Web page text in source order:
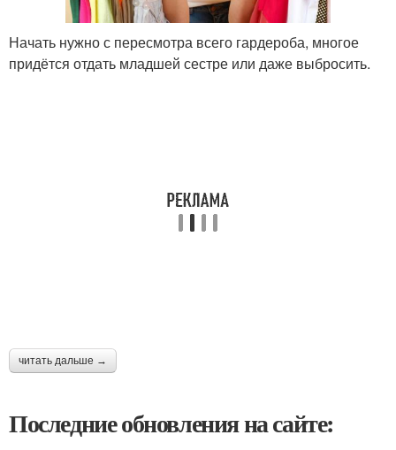
Начать нужно с пересмотра всего гардероба, многое
придётся отдать младшей сестре или даже выбросить.
читать дальше →
Последние обновления на сайте: